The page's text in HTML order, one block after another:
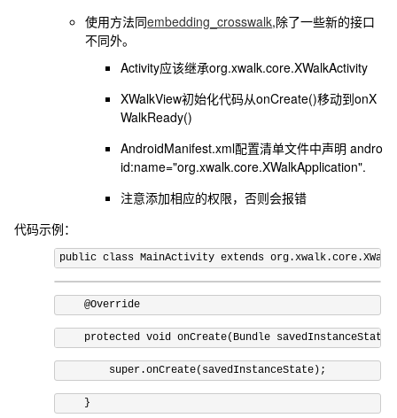
使用方法同embedding_crosswalk,除了一些新的接口
不同外。
Activity应该继承org.xwalk.core.XWalkActivity
XWalkView初始化代码从onCreate()移动到onX
WalkReady()
AndroidManifest.xml配置清单文件中声明andro
id:name="org.xwalk.core.XWalkApplication".
注意添加相应的权限，否则会报错
代码示例：
public class MainActivity extends org .xwalk .core .
@Override
protected void onCreate( Bundle savedInstanceState
super .onCreate( savedInstanceState );
}